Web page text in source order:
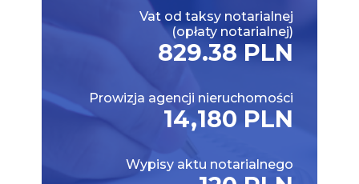
Vat od taksy notarialnej
(opłaty notarialnej)
829.38 PLN
Prowizja agencji nieruchomości
14,180 PLN
Wypisy aktu notarialnego